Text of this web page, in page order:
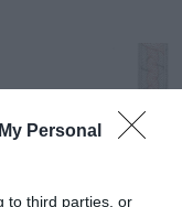
Personal
to third parties, or